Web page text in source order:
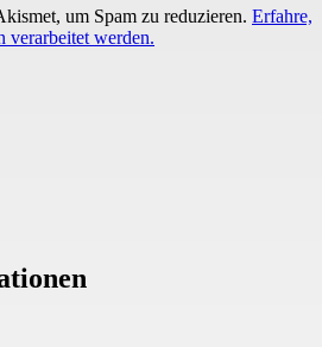
um Spam zu reduzieren. Erfahre,
verarbeitet werden.